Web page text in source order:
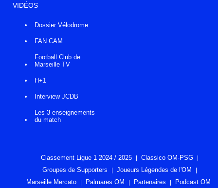
VIDÉOS
Dossier Vélodrome
FAN CAM
Football Club de
Marseille TV
H+1
Interview JCDB
Les 3 enseignements
du match
Classement Ligue 1 2024 / 2025
Classico OM-PSG
Groupes de Supporters
Joueurs Légendes de l'OM
Marseille Mercato
Palmares OM Partenaires Podcast OM